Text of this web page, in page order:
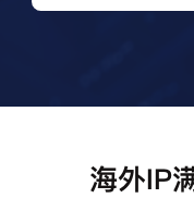
海外IP